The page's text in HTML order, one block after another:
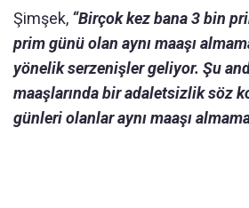
Şimşek, “Birçok kez bana 3 bin
prim günü olan aynı maaşı
yönelik serzenişler geliyor. Şu
maaşlarında bir adaletsizlik söz
günleri olanlar aynı maaşı